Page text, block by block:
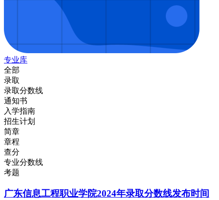
专业库
全部
录取
录取分数线
通知书
入学指南
招生计划
简章
章程
查分
专业分数线
考题
广东信息工程职业学院2024年录取分数线发布时间